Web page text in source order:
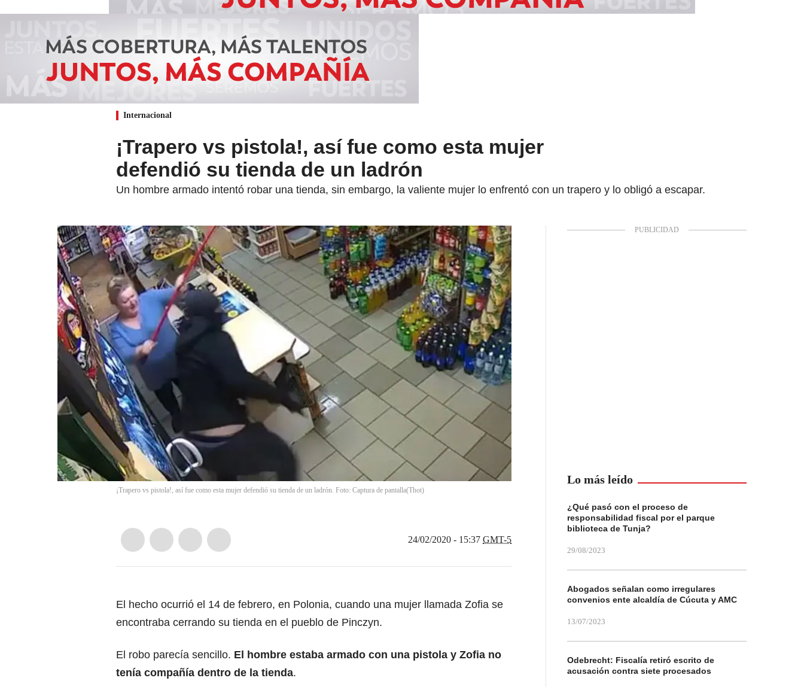
Internacional
¡Trapero vs pistola!, así fue como esta mujer
defendió su tienda de un ladrón
Un hombre armado intentó robar una tienda, sin embargo, la valiente mujer lo enfrentó con un trapero y lo obligó a escapar.
¡Trapero vs pistola!, así fue como esta mujer defendió su tienda de un ladrón. Foto: Captura de pantalla(Thot)
24/02/2020 - 15:37 GMT-5
El hecho ocurrió el 14 de febrero, en Polonia, cuando una mujer llamada Zofia se
encontraba cerrando su tienda en el pueblo de Pinczyn.
El robo parecía sencillo. El hombre estaba armado con una pistola y Zofia no
tenía compañía dentro de la tienda.
Lo más leído
¿Qué pasó con el proceso de
responsabilidad fiscal por el parque
biblioteca de Tunja?
29/08/2023
Abogados señalan como irregulares
convenios ente alcaldía de Cúcuta y AMC
13/07/2023
Odebrecht: Fiscalía retiró escrito de
acusación contra siete procesados